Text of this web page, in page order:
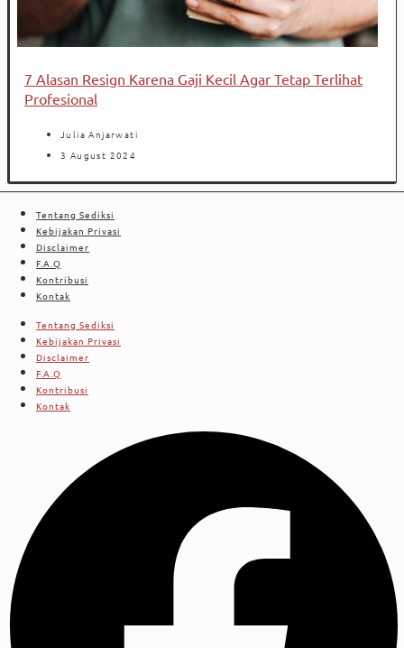
7 Alasan Resign Karena Gaji Kecil Agar Tetap Terlihat
Profesional
Julia Anjarwati
3 August 2024
Tentang Sediksi
Kebijakan Privasi
Disclaimer
F.A.Q
Kontribusi
Kontak
Tentang Sediksi
Kebijakan Privasi
Disclaimer
F.A.Q
Kontribusi
Kontak